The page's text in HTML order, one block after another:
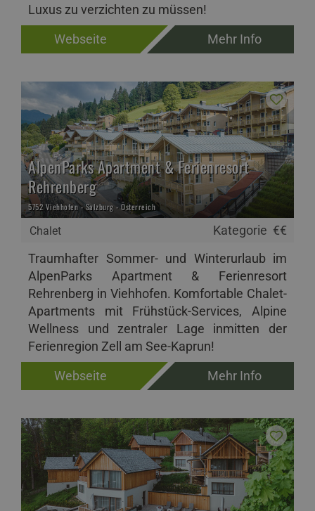
Luxus zu verzichten zu müssen!
Webseite
Mehr Info
Chalet
AlpenParks Apartment & Ferienresort
Rehrenberg
5752 Viehhofen - Salzburg - Österreich
Kategorie €€
Traumhafter Sommer- und Winterurlaub im
AlpenParks Apartment & Ferienresort
Rehrenberg in Viehhofen. Komfortable Chalet-
Apartments mit Frühstück-Services, Alpine
Wellness und zentraler Lage inmitten der
Ferienregion Zell am See-Kaprun!
Webseite
Mehr Info